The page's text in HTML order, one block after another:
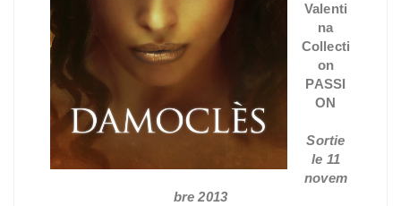
Valenti
na
Collecti
on
PASSI
ON
Sortie
le 11
novem
bre 2013